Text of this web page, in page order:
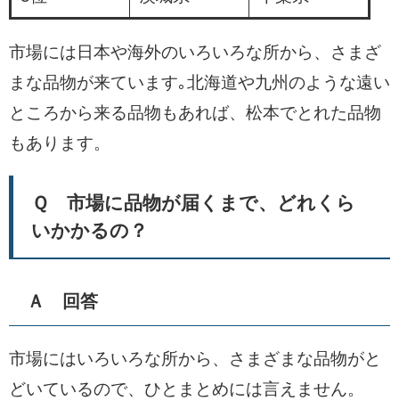
市場には日本や海外のいろいろな所から、さまざ
まな品物が来ています｡北海道や九州のような遠い
ところから来る品物もあれば、松本でとれた品物
もあります。
Ｑ 市場に品物が届くまで、どれくら
いかかるの？
Ａ 回答
市場にはいろいろな所から、さまざまな品物がと
どいているので、ひとまとめには言えません。